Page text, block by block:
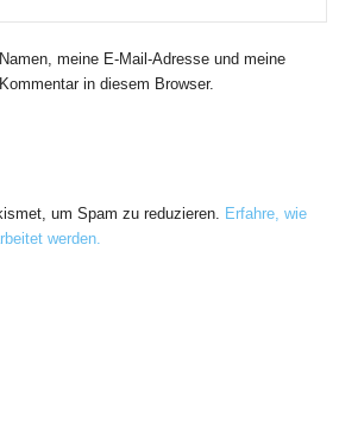
meine E-Mail-Adresse und meine
in diesem Browser.
um Spam zu reduzieren. Erfahre, wie
werden.